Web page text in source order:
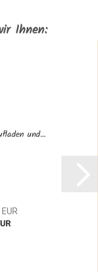
Ihnen:
und...